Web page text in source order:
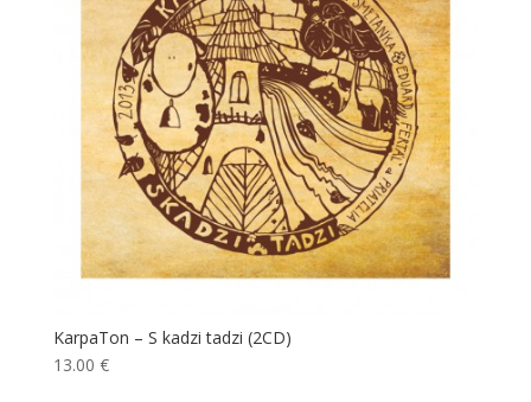
KarpaTon – S kadzi tadzi (2CD)
13.00 €